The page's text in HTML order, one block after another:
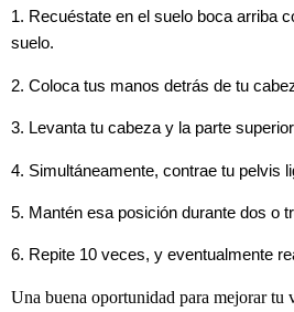
1. Recuéstate en el suelo boca arriba
suelo.
2. Coloca tus manos detrás de tu
3. Levanta tu cabeza y la parte
4. Simultáneamente, contrae tu pelvis
5. Mantén esa posición durante dos o
6. Repite 10 veces, y eventualmente
Una buena oportunidad para mejorar tu